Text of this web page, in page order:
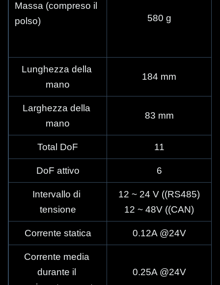
Massa (compreso il
polso)
580 g
Lunghezza della
mano
184 mm
Larghezza della
mano
83 mm
Total DoF 11
DoF attivo 6
Intervallo di
tensione
12 ~ 24 V ((RS485)
12 ~ 48V ((CAN)
Corrente statica 0.12A @24V
Corrente media
durante il
0.25A @24V